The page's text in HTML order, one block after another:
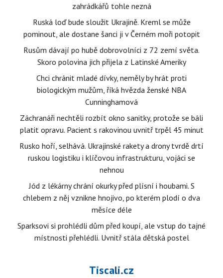
zahrádkářů tohle nezná
Ruská loď bude sloužit Ukrajině. Kreml se může
pominout, ale dostane šanci ji v Černém moři potopit
Rusům dávají po hubě dobrovolníci z 72 zemí světa.
Skoro polovina jich přijela z Latinské Ameriky
Chci chránit mladé dívky, neměly by hrát proti
biologickým mužům, říká hvězda ženské NBA
Cunninghamová
Záchranáři nechtěli rozbít okno sanitky, protože se báli
platit opravu. Pacient s rakovinou uvnitř trpěl 45 minut
Rusko hoří, selhává. Ukrajinské rakety a drony tvrdě drtí
ruskou logistiku i klíčovou infrastrukturu, vojáci se
nehnou
Jód z lékárny chrání okurky před plísní i houbami. S
chlebem z něj vznikne hnojivo, po kterém plodí o dva
měsíce déle
Sparksovi si prohlédli dům před koupí, ale vstup do tajné
místnosti přehlédli. Uvnitř stála dětská postel
Tiscali.cz